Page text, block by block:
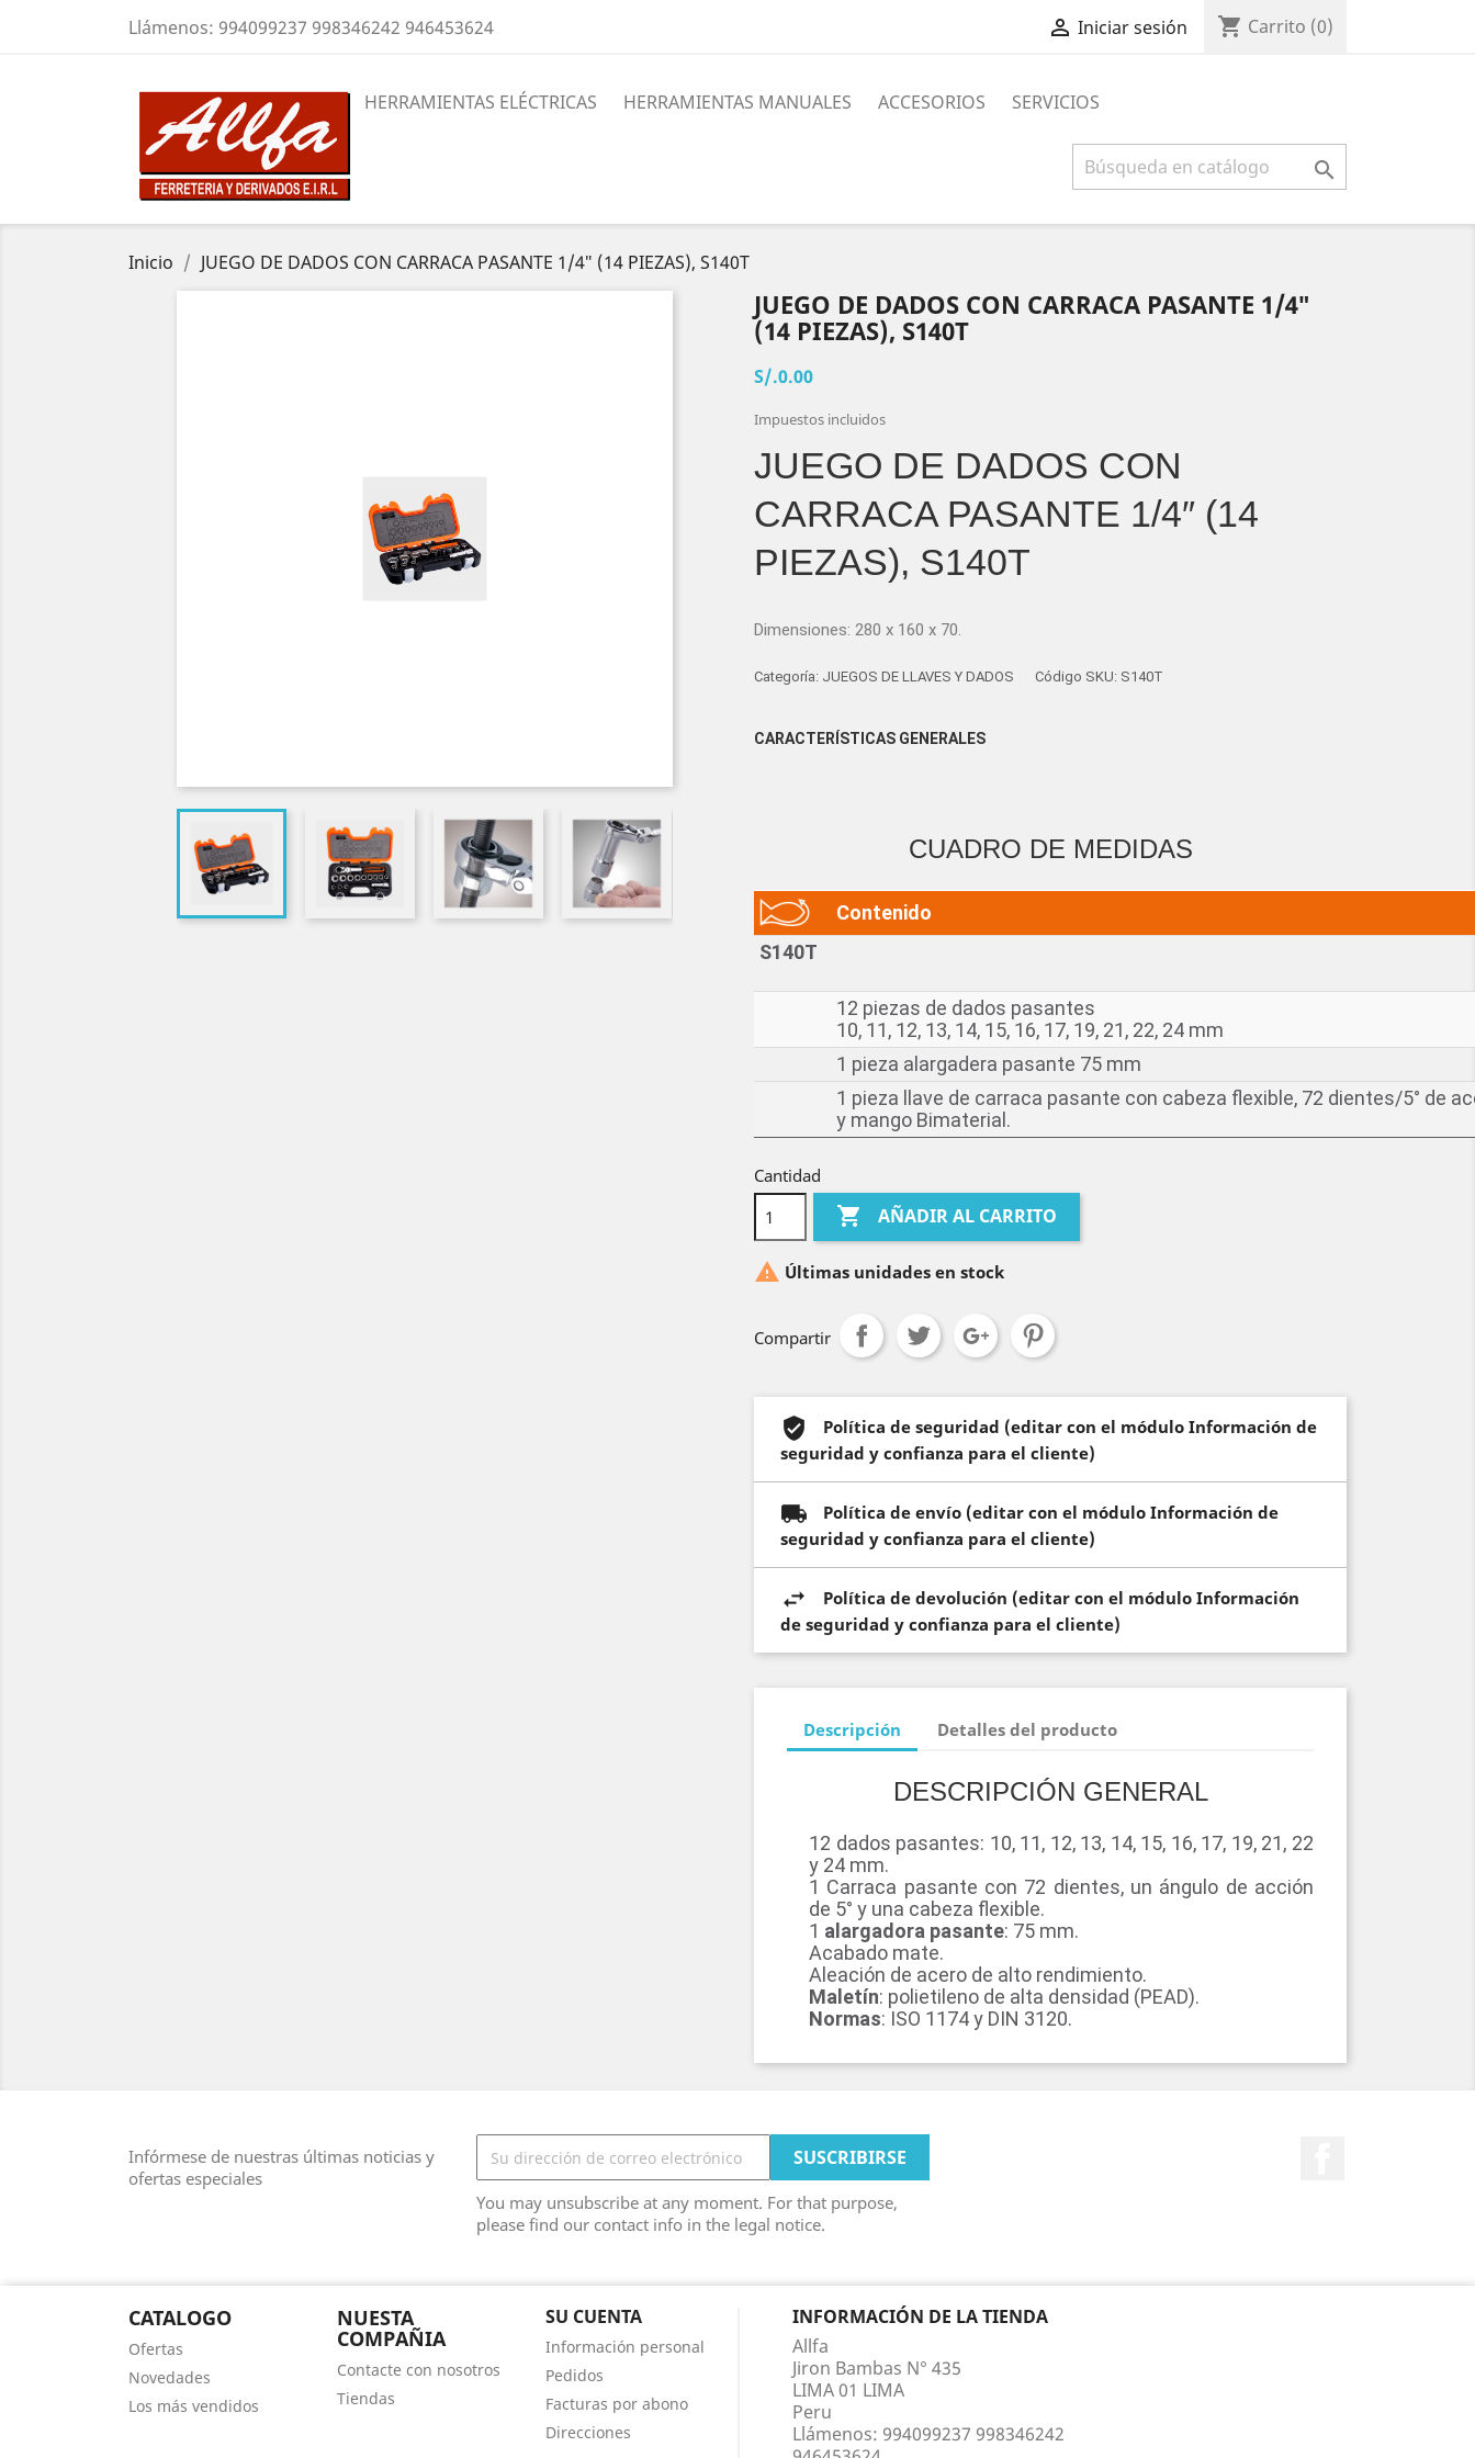
Llámenos: 994099237 998346242 946453624  Iniciar sesión shopping_cart Carrito (0)
HERRAMIENTAS ELÉCTRICAS HERRAMIENTAS MANUALES ACCESORIOS SERVICIOS

Inicio JUEGO DE DADOS CON CARRACA PASANTE 1/4″ (14 PIEZAS), S140T
JUEGO DE DADOS CON CARRACA PASANTE 1/4″
(14 PIEZAS), S140T
S/.0.00
Impuestos incluidos
JUEGO DE DADOS CON
CARRACA PASANTE 1/4″ (14
PIEZAS), S140T
Dimensiones: 280 x 160 x 70.
Categoría: JUEGOS DE LLAVES Y DADOS Código SKU: S140T
CARACTERÍSTICAS GENERALES
CUADRO DE MEDIDAS
Contenido
S140T
12 piezas de dados pasantes
10, 11, 12, 13, 14, 15, 16, 17, 19, 21, 22, 24 mm
1 pieza alargadera pasante 75 mm
1 pieza llave de carraca pasante con cabeza flexible, 72 dientes/5° de
y mango Bimaterial.
Cantidad
 AÑADIR AL CARRITO
 Últimas unidades en stock
Compartir
Política de seguridad (editar con el módulo Información de
seguridad y confianza para el cliente)
Política de envío (editar con el módulo Información de
seguridad y confianza para el cliente)
Política de devolución (editar con el módulo Información
de seguridad y confianza para el cliente)
Descripción Detalles del producto
DESCRIPCIÓN GENERAL
12 dados pasantes: 10, 11, 12, 13, 14, 15, 16, 17, 19, 21, 22
y 24 mm.
1 Carraca pasante con 72 dientes, un ángulo de acción
de 5° y una cabeza flexible.
1 alargadora pasante: 75 mm.
Acabado mate.
Aleación de acero de alto rendimiento.
Maletín: polietileno de alta densidad (PEAD).
Normas: ISO 1174 y DIN 3120.
Infórmese de nuestras últimas noticias y
ofertas especiales
You may unsubscribe at any moment. For that purpose,
please find our contact info in the legal notice.
CATALOGO
Ofertas
Novedades
Los más vendidos
NUESTA
COMPAÑIA
Contacte con nosotros
Tiendas
SU CUENTA
Información personal
Pedidos
Facturas por abono
Direcciones
INFORMACIÓN DE LA TIENDA
Allfa
Jiron Bambas N° 435
LIMA 01 LIMA
Peru
Llámenos: 994099237 998346242